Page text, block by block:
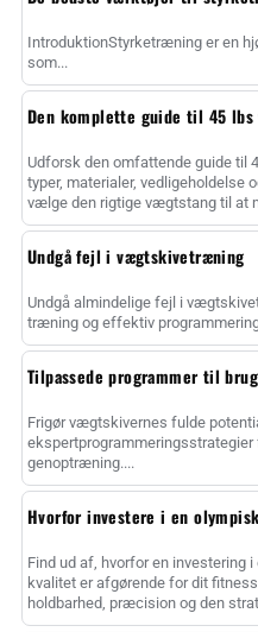
IntroduktionStyrketræning er en
som...
Den komplette guide til 45
Udforsk den omfattende guide
typer, materialer, vedligeholdelse
vælge den rigtige vægtstang til at
Undgå fejl i vægtskivetræning
Undgå almindelige fejl i
træning og effektiv
Tilpassede programmer til
Frigør vægtskivernes fulde
genoptræning....
Hvorfor investere i en
Find ud af, hvorfor en investering
kvalitet er afgørende for dit
holdbarhed, præcision og den